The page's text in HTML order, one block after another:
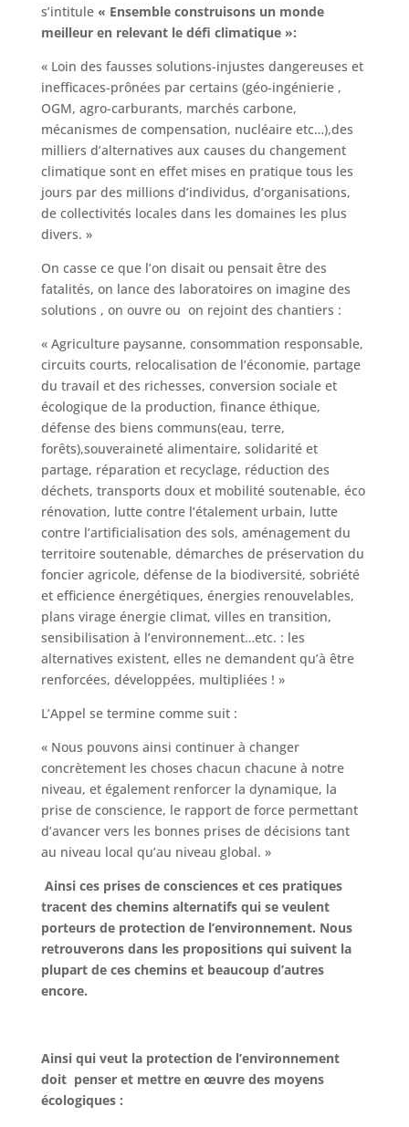
s’intitule « Ensemble construisons un monde
meilleur en relevant le défi climatique »:
« Loin des fausses solutions-injustes dangereuses et
inefficaces-prônées par certains (géo-ingénierie ,
OGM, agro-carburants, marchés carbone,
mécanismes de compensation, nucléaire etc…),des
milliers d’alternatives aux causes du changement
climatique sont en effet mises en pratique tous les
jours par des millions d’individus, d’organisations,
de collectivités locales dans les domaines les plus
divers. »
On casse ce que l’on disait ou pensait être des
fatalités, on lance des laboratoires on imagine des
solutions , on ouvre ou on rejoint des chantiers :
« Agriculture paysanne, consommation responsable,
circuits courts, relocalisation de l’économie, partage
du travail et des richesses, conversion sociale et
écologique de la production, finance éthique,
défense des biens communs(eau, terre,
forêts),souveraineté alimentaire, solidarité et
partage, réparation et recyclage, réduction des
déchets, transports doux et mobilité soutenable, éco
rénovation, lutte contre l’étalement urbain, lutte
contre l’artificialisation des sols, aménagement du
territoire soutenable, démarches de préservation du
foncier agricole, défense de la biodiversité, sobriété
et efficience énergétiques, énergies renouvelables,
plans virage énergie climat, villes en transition,
sensibilisation à l’environnement…etc. : les
alternatives existent, elles ne demandent qu’à être
renforcées, développées, multipliées ! »
L’Appel se termine comme suit :
« Nous pouvons ainsi continuer à changer
concrètement les choses chacun chacune à notre
niveau, et également renforcer la dynamique, la
prise de conscience, le rapport de force permettant
d’avancer vers les bonnes prises de décisions tant
au niveau local qu’au niveau global. »
Ainsi ces prises de consciences et ces pratiques
tracent des chemins alternatifs qui se veulent
porteurs de protection de l’environnement. Nous
retrouverons dans les propositions qui suivent la
plupart de ces chemins et beaucoup d’autres
encore.
Ainsi qui veut la protection de l’environnement
doit penser et mettre en œuvre des moyens
écologiques :